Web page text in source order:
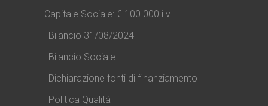
Capitale Sociale: € 100.000 i.v.
| Bilancio 31/08/2024
| Bilancio Sociale
| Dichiarazione fonti di finanziamento
| Politica Qualità